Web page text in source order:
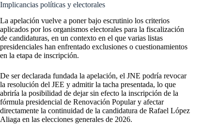
Implicancias políticas y electorales
La apelación vuelve a poner bajo escrutinio los criterios
aplicados por los organismos electorales para la fiscalización
de candidaturas, en un contexto en el que varias listas
presidenciales han enfrentado exclusiones o cuestionamientos
en la etapa de inscripción.
De ser declarada fundada la apelación, el JNE podría revocar
la resolución del JEE y admitir la tacha presentada, lo que
abriría la posibilidad de dejar sin efecto la inscripción de la
fórmula presidencial de Renovación Popular y afectar
directamente la continuidad de la candidatura de Rafael López
Aliaga en las elecciones generales de 2026.